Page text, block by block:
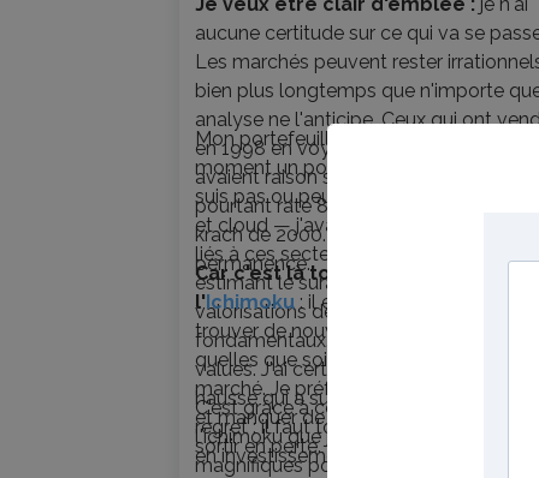
aucune certitude sur ce qui va se
Les marchés peuvent rester
bien plus longtemps que n'importe
analyse ne l'anticipe. Ceux qui ont
en 1998 en voyant la bulle internet
avaient raison sur le fond — et ont
pourtant raté 80 % de hausse avant le
krach de 2000. Je garde ça en tête en
permanence.
Mon portefeuille est déjà depuis un
moment un portefeuille prudent. Je ne
suis pas ou peu exposé aux secteurs IA
et cloud — j'avais vendu plusieurs titres
liés à ces secteurs il y a quelques mois,
estimant le surachat extrême et les
valorisations déconnectées des
fondamentaux. J'ai réalisé de belles
values. J'ai certes raté une partie de la
hausse qui a suivi, mais je n'ai aucun
regret : il faut toujours assumer ses
en investissement et en trading.
Car c'est là tout l'avantage de
l'Ichimoku : il est toujours possible de
trouver de nouvelles opportunités,
quelles que soient les conditions de
marché. Je préfère vendre en plus-
et manquer de la hausse plutôt que de
sortir en perte.
C'est grâce à cette approche et à
l'ichimoku que j'ai su entrer à de
magnifiques points d'entrées sur